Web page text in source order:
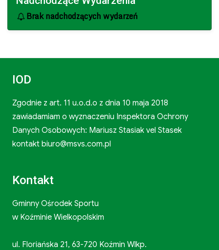
Brak nadchodzących wydarzeń
IOD
Zgodnie z art. 11 u.o.d.o z dnia 10 maja 2018
zawiadamiam o wyznaczeniu Inspektora Ochrony
Danych Osobowych: Mariusz Stasiak vel Stasek
kontakt biuro@msvs.com.pl
Kontakt
Gminny Ośrodek Sportu
w Koźminie Wielkopolskim
ul. Floriańska 21, 63-720 Koźmin Wlkp.